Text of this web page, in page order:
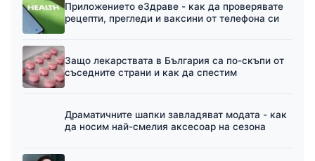
Приложението еЗдраве - как да проверявате
рецепти, прегледи и ваксини от телефона си
Защо лекарствата в България са по-скъпи от
съседните страни и как да спестим
Драматичните шапки завладяват модата - как
да носим най-смелия аксесоар на сезона